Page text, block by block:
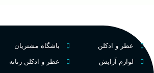
طبع تلخ ,
نت‌های
عطر و ادکلن
لوازم آرایش
باشگاه مشتریان
عطر و ادکلن زنانه